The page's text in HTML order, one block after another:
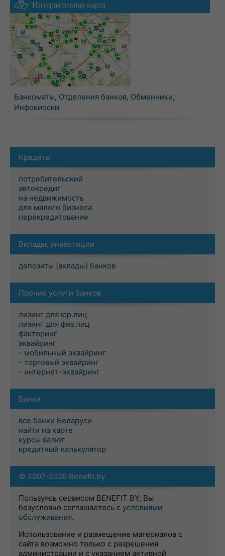
Интерактивная карта
Банкоматы, Отделения банков, Обменники,
Инфокиоски
Кредиты
потребительский
автокредит
на недвижимость
для малого бизнеса
перекредитование
Вклады, инвестиции
депозиты (вклады) банков
Прочие услуги банков
лизинг для юр.лиц
лизинг для физ.лиц
факторинг
эквайринг
- мобильный эквайринг
- торговый эквайринг
- интернет-эквайринг
Банки
все банки Беларуси
найти на карте
курсы валют
кредитный калькулятор
© 2007-2026 Benefit.by
Пользуясь сервисом BENEFIT BY, Вы
безусловно соглашаетесь с условиями
обслуживания.
Использование и размещение материалов с
сайта возможно только с разрешения
администрации и с указанием активной